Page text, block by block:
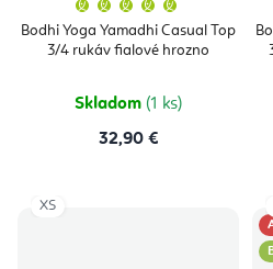
Bodhi Yoga Yamadhi Casual Top
3/4 rukáv fialové hrozno
produktu
je
5,0
Skladom (1 ks)
32,90 €
XS